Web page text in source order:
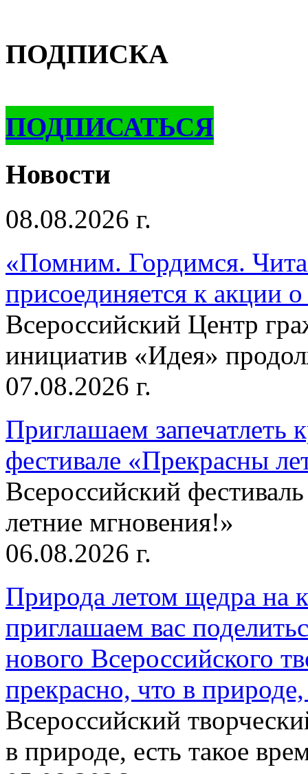
ПОДПИСКА
ПОДПИСАТЬСЯ
Новости
08.08.2026 г.
«Помним. Гордимся.
присоединяется к акции
Всероссийский Центр
инициатив «Идея»
07.08.2026 г.
Приглашаем запечатлеть
фестивале «Прекрасны
Всероссийский
летние мгновения!»
06.08.2026 г.
Природа летом щедра на
приглашаем вас
нового Всероссийского
прекрасно, что в
Всероссийский
в природе, есть такое